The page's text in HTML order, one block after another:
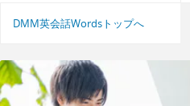
DMM英会話Wordsトップへ